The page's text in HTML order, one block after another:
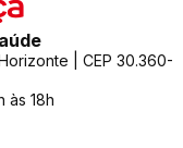
| CEP 30.360-
às 18h